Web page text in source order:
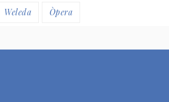
Weleda Òpera